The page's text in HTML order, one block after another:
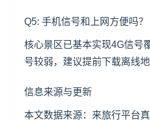
Q5: 手机信号和上网方便吗？
核心景区已基本实现4G信号
号较弱，建议提前下载离线地
信息来源与更新
本文数据来源：来旅行平台